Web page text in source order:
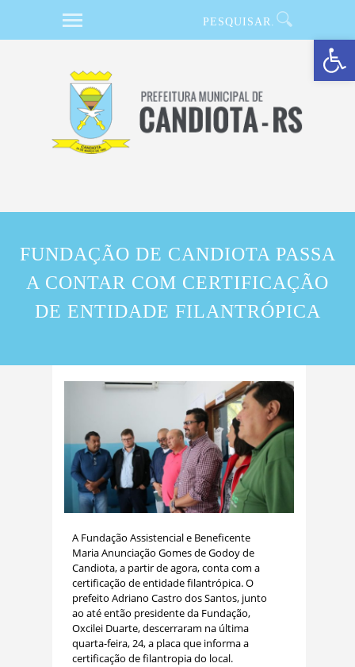
Barra de Ferramentas Aberta
FUNDAÇÃO DE CANDIOTA PASSA
A CONTAR COM CERTIFICAÇÃO
DE ENTIDADE FILANTRÓPICA
A Fundação Assistencial e Beneficente
Maria Anunciação Gomes de Godoy de
Candiota, a partir de agora, conta com a
certificação de entidade filantrópica. O
prefeito Adriano Castro dos Santos, junto
ao até então presidente da Fundação,
Oxcilei Duarte, descerraram na última
quarta-feira, 24, a placa que informa a
certificação de filantropia do local.